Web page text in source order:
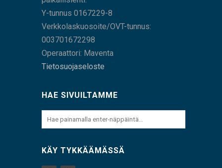
Y-tunnus 0167229-8
Verkkolaskuosoite/OVT-tunnus:
003701672298
Operaattori: Maventa
Tietosuojaseloste
HAE SIVUILTAMME
KÄY TYKKÄÄMÄSSÄ